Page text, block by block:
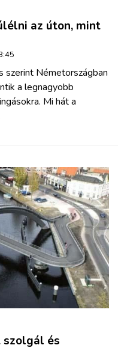
az úton, mint
szerint Németországban
a legnagyobb
Mi hát a
szolgál és